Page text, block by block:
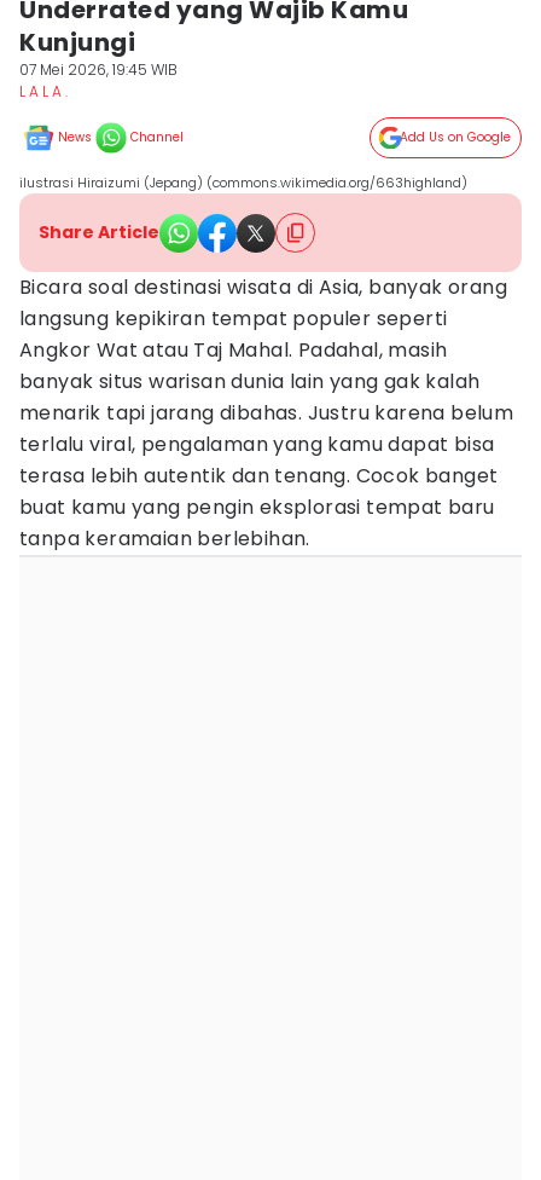
Underrated yang Wajib Kamu
Kunjungi
07 Mei 2026, 19:45 WIB
L A L A .
News Channel Add Us on Google
ilustrasi Hiraizumi (Jepang) (commons.wikimedia.org/663highland)
Share Article
Bicara soal destinasi wisata di Asia, banyak orang
langsung kepikiran tempat populer seperti
Angkor Wat atau Taj Mahal. Padahal, masih
banyak situs warisan dunia lain yang gak kalah
menarik tapi jarang dibahas. Justru karena belum
terlalu viral, pengalaman yang kamu dapat bisa
terasa lebih autentik dan tenang. Cocok banget
buat kamu yang pengin eksplorasi tempat baru
tanpa keramaian berlebihan.